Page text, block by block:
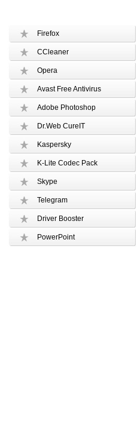
Firefox
CCleaner
Opera
Avast Free Antivirus
Adobe Photoshop
Dr.Web CureIT
Kaspersky
K-Lite Codec Pack
Skype
Telegram
Driver Booster
PowerPoint